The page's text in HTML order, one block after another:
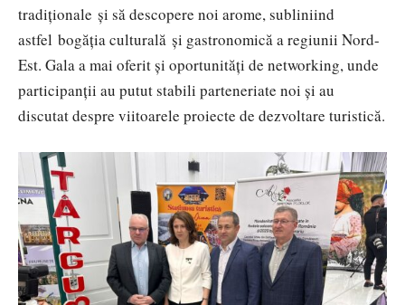
tradiționale și să descopere noi arome, subliniind
astfel bogăția culturală și gastronomică a regiunii Nord-
Est. Gala a mai oferit și oportunități de networking, unde
participanții au putut stabili parteneriate noi și au
discutat despre viitoarele proiecte de dezvoltare turistică.